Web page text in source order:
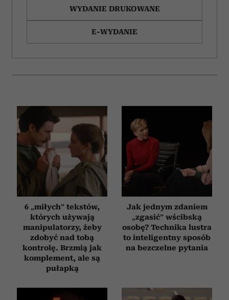
WYDANIE DRUKOWANE
E-WYDANIE
6 „miłych” tekstów,
których używają
manipulatorzy, żeby
zdobyć nad tobą
kontrolę. Brzmią jak
komplement, ale są
pułapką
Jak jednym zdaniem
„zgasić” wścibską
osobę? Technika lustra
to inteligentny sposób
na bezczelne pytania